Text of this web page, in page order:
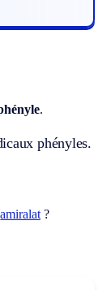
.
phényles.
amiralat?